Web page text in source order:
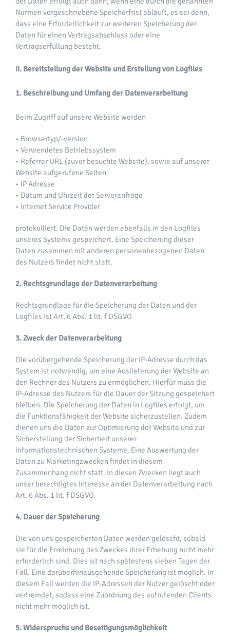
Normen vorgeschriebene Speicherfrist abläuft, es sei denn,
dass eine Erforderlichkeit zur weiteren Speicherung der
Daten für einen Vertragsabschluss oder eine
Vertragserfüllung besteht.
II. Bereitstellung der Website und Erstellung von Logfiles
1. Beschreibung und Umfang der Datenverarbeitung
Beim Zugriff auf unsere Website werden
• Browsertyp/-version
• Verwendetes Betriebssystem
• Referrer URL (zuvor besuchte Website), sowie auf unserer
Website aufgerufene Seiten
• IP Adresse
• Datum und Uhrzeit der Serveranfrage
• Internet Service Provider
protokolliert. Die Daten werden ebenfalls in den Logfiles
unseres Systems gespeichert. Eine Speicherung dieser
Daten zusammen mit anderen personenbezogenen Daten
des Nutzers findet nicht statt.
2. Rechtsgrundlage der Datenverarbeitung
Rechtsgrundlage für die Speicherung der Daten und der
Logfiles ist Art. 6 Abs. 1 lit. f DSGVO
3. Zweck der Datenverarbeitung
Die vorübergehende Speicherung der IP-Adresse durch das
System ist notwendig, um eine Auslieferung der Website an
den Rechner des Nutzers zu ermöglichen. Hierfür muss die
IP-Adresse des Nutzers für die Dauer der Sitzung gespeichert
bleiben. Die Speicherung der Daten in Logfiles erfolgt, um
die Funktionsfähigkeit der Website sicherzustellen. Zudem
dienen uns die Daten zur Optimierung der Website und zur
Sicherstellung der Sicherheit unserer
informationstechnischen Systeme. Eine Auswertung der
Daten zu Marketingzwecken findet in diesem
Zusammenhang nicht statt. In diesen Zwecken liegt auch
unser berechtigtes Interesse an der Datenverarbeitung nach
Art. 6 Abs. 1 lit. f DSGVO.
4. Dauer der Speicherung
Die von uns gespeicherten Daten werden gelöscht, sobald
sie für die Erreichung des Zweckes ihrer Erhebung nicht mehr
erforderlich sind. Dies ist nach spätestens sieben Tagen der
Fall. Eine darüberhinausgehende Speicherung ist möglich. In
diesem Fall werden die IP-Adressen der Nutzer gelöscht oder
verfremdet, sodass eine Zuordnung des aufrufenden Clients
nicht mehr möglich ist.
5. Widerspruchs und Beseitigungsmöglichkeit